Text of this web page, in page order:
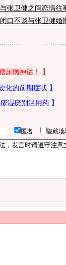
张卫健之间恋情往
口不谈与张卫健婚
匿名 隐藏